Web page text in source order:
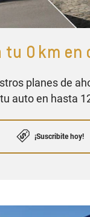
tu 0 km en
planes de
auto en hasta
¡Suscribite hoy!